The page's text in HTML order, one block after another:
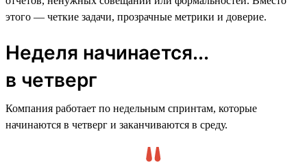
этого — четкие задачи, прозрачные метрики и доверие.
Неделя начинается...
в четверг
Компания работает по недельным спринтам, которые
начинаются в четверг и заканчиваются в среду.